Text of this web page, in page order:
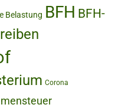
Belastung BFH BFH-
Corona